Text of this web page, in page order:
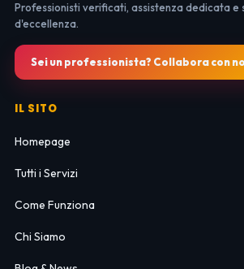
Professionisti verificati, assistenza dedicata e
d'eccellenza.
Sei un professionista? Collabora con
IL SITO
Homepage
Tutti i Servizi
Come Funziona
Chi Siamo